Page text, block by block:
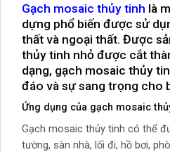
Gạch mosaic thủy tinh là
dựng phổ biến được sử
thất và ngoại thất. Được
thủy tinh nhỏ được cắt
dạng, gạch mosaic thủy
đáo và sự sang trọng cho
Ứng dụng của gạch mosaic
Gạch mosaic thủy tinh có thể
tường, sàn nhà, lối đi, hồ bơi,